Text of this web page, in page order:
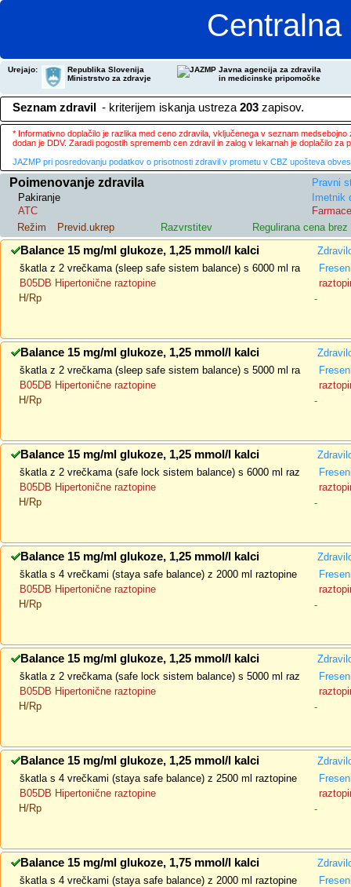
Urejajo:
Republika Slovenija
Ministrstvo za zdravje
Javna agencija za zdravila
in medicinske pripomočke
Seznam zdravil - kriterijem iskanja ustreza 203 zapisov.
* Informativno doplačilo je razlika med ceno zdravila, vključenega v seznam
dodan je DDV. Zaradi pogostih sprememb cen zdravil in zalog v lekarnah je doplačilo
JAZMP pri posredovanju podatkov o prisotnosti zdravil v prometu v CBZ upošteva
Poimenovanje zdravila
Pravni
Pakiranje
Imetnik
ATC
Režim
Previd.ukrep Razvrstitev Regulirana cena brez
Balance 15 mg/ml glukoze, 1,25 mmol/l kalci
škatla z 2 vrečkama (sleep safe sistem balance) s 6000 ml ra
B05DB Hipertonične raztopine
H/Rp
-
Balance 15 mg/ml glukoze, 1,25 mmol/l kalci
škatla z 2 vrečkama (sleep safe sistem balance) s 5000 ml ra
B05DB Hipertonične raztopine
H/Rp
-
Balance 15 mg/ml glukoze, 1,25 mmol/l kalci
škatla z 2 vrečkama (safe lock sistem balance) s 6000 ml raz
B05DB Hipertonične raztopine
H/Rp
-
Balance 15 mg/ml glukoze, 1,25 mmol/l kalci
škatla s 4 vrečkami (staya safe balance) z 2000 ml raztopine
B05DB Hipertonične raztopine
H/Rp
-
Balance 15 mg/ml glukoze, 1,25 mmol/l kalci
škatla z 2 vrečkama (safe lock sistem balance) s 5000 ml raz
B05DB Hipertonične raztopine
H/Rp
-
Balance 15 mg/ml glukoze, 1,25 mmol/l kalci
škatla s 4 vrečkami (staya safe balance) z 2500 ml raztopine
B05DB Hipertonične raztopine
H/Rp
-
Balance 15 mg/ml glukoze, 1,75 mmol/l kalci
škatla s 4 vrečkami (staya safe balance) z 2000 ml raztopine